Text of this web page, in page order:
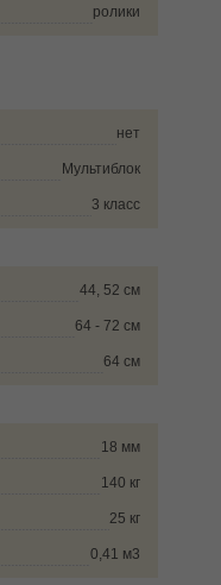
ролики
нет
Мультиблок
3 класс
44, 52 см
64 - 72 см
64 см
18 мм
140 кг
25 кг
0,41 м3